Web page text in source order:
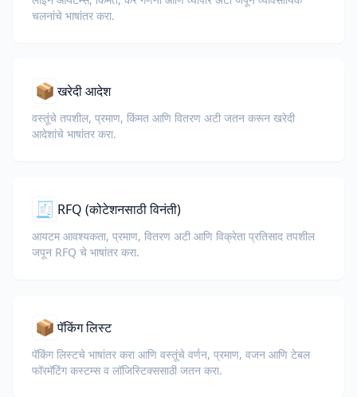
चलनांचे भाषांतर करा.
📦 खरेदी आदेश
वस्तूंचे तपशील, प्रमाण, किंमत आणि वितरण अटी जतन करून खरेदी
आदेशांचे भाषांतर करा.
🧾 RFQ (कोटेशनसाठी विनंती)
आयटम आवश्यकता, प्रमाण, वितरण अटी आणि विक्रेता प्रतिसाद तपशील
जपून RFQ चे भाषांतर करा.
📦 पॅकिंग लिस्ट
पॅकिंग लिस्टचे भाषांतर करा आणि वस्तूंचे वर्णन, प्रमाण, वजन आणि टेबल
फॉरमॅटिंग कस्टम्स व लॉजिस्टिक्ससाठी जतन करा.